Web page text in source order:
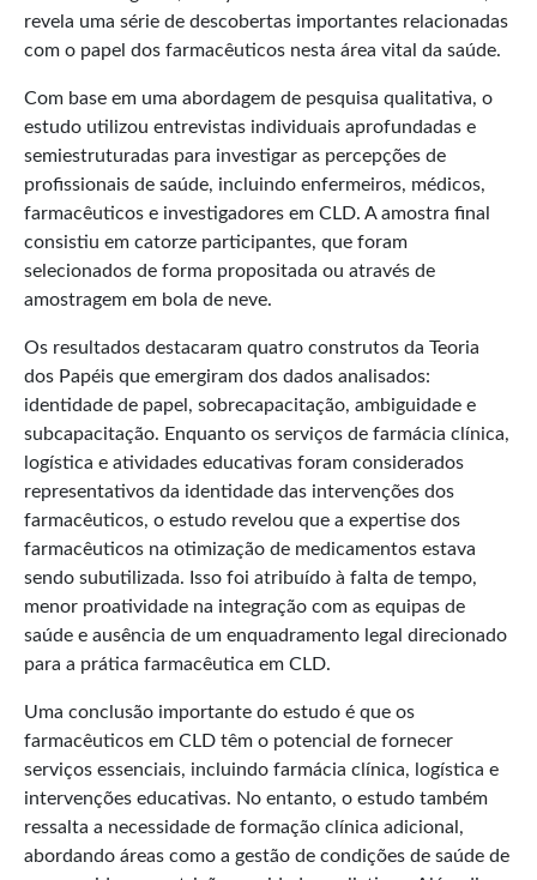
revela uma série de descobertas importantes relacionadas
com o papel dos farmacêuticos nesta área vital da saúde.
Com base em uma abordagem de pesquisa qualitativa, o
estudo utilizou entrevistas individuais aprofundadas e
semiestruturadas para investigar as percepções de
profissionais de saúde, incluindo enfermeiros, médicos,
farmacêuticos e investigadores em CLD. A amostra final
consistiu em catorze participantes, que foram
selecionados de forma propositada ou através de
amostragem em bola de neve.
Os resultados destacaram quatro construtos da Teoria
dos Papéis que emergiram dos dados analisados:
identidade de papel, sobrecapacitação, ambiguidade e
subcapacitação. Enquanto os serviços de farmácia clínica,
logística e atividades educativas foram considerados
representativos da identidade das intervenções dos
farmacêuticos, o estudo revelou que a expertise dos
farmacêuticos na otimização de medicamentos estava
sendo subutilizada. Isso foi atribuído à falta de tempo,
menor proatividade na integração com as equipas de
saúde e ausência de um enquadramento legal direcionado
para a prática farmacêutica em CLD.
Uma conclusão importante do estudo é que os
farmacêuticos em CLD têm o potencial de fornecer
serviços essenciais, incluindo farmácia clínica, logística e
intervenções educativas. No entanto, o estudo também
ressalta a necessidade de formação clínica adicional,
abordando áreas como a gestão de condições de saúde de